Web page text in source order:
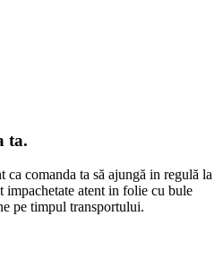
ta.
ca comanda ta să ajungă in regulă la
impachetate atent in folie cu bule
pe timpul transportului.